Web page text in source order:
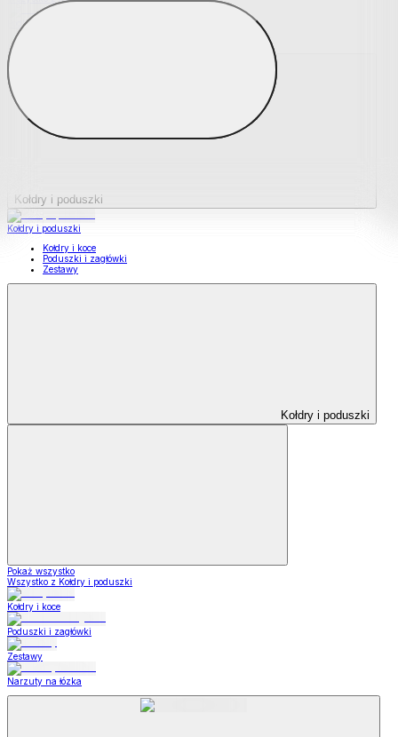
Podkładki na materace
Materace nawierzchniowe
Kołdry i poduszki
Kołdry i poduszki
Kołdry i koce
Poduszki i zagłówki
Zestawy
Kołdry i poduszki
Pokaż wszystko
Wszystko z Kołdry i poduszki
Kołdry i koce
Poduszki i zagłówki
Zestawy
Narzuty na łózka